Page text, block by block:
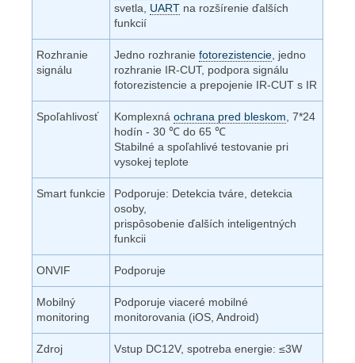
svetla, UART na rozšírenie ďalších
funkcií
Rozhranie
signálu
Jedno rozhranie fotorezistencie , jedno
rozhranie IR-CUT, podpora signálu
fotorezistencie a prepojenie IR-CUT s IR
Spoľahlivosť Komplexná ochrana pred bleskom , 7*24
hodín - 30 ℃ do 65 ℃
Stabilné a spoľahlivé testovanie pri
vysokej teplote
Smart funkcie
Podporuje: Detekcia tváre, detekcia
osoby,
prispôsobenie ďalších inteligentných
funkcii
ONVIF Podporuje
Mobilný
monitoring
Podporuje viaceré mobilné
monitorovania (iOS, Android)
Zdroj Vstup DC12V, spotreba energie: ≤3W